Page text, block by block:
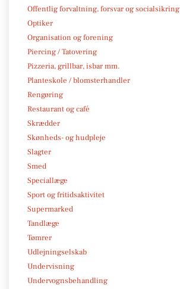
Offentlig forvaltning, forsvar og socialsikring
Optiker
Organisation og forening
Piercing / Tatovering
Pizzeria, grillbar, isbar mm.
Planteskole / blomsterhandler
Rengøring
Restaurant og café
Skrædder
Skønheds- og hudpleje
Slagter
Smed
Speciallæge
Sport og fritidsaktivitet
Supermarked
Tandlæge
Tømrer
Udlejningselskab
Undervisning
Undervognsbehandling